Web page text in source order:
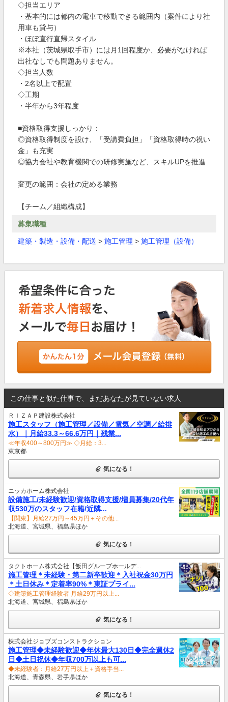
◇担当エリア
・基本的には都内の電車で移動できる範囲内（案件により社
用車も貸与）
・ほぼ直行直帰スタイル
※本社（茨城県取手市）には月1回程度か、必要がなければ
出社なしでも問題ありません。
◇担当人数
・2名以上で配置
◇工期
・半年から3年程度
■資格取得支援しっかり：
◎資格取得制度を設け、「受講費負担」「資格取得時の祝い
金」も充実
◎協力会社や教育機関での研修実施など、スキルUPを推進
変更の範囲：会社の定める業務
【チーム／組織構成】
募集職種
建築・製造・設備・配送 > 施工管理 > 施工管理（設備）
この仕事と似た仕事で、まだあなたが見ていない求人
ＲＩＺＡＰ建設株式会社
施工スタッフ（施工管理／設備／電気／空調／給排
水）｜月給33.3～66.6万円｜残業...
≪年収400～800万円≫ ◇月給：3...
東京都
気になる！
ニッカホーム株式会社
設備施工/未経験歓迎/資格取得支援/増員募集/20代年
収530万のスタッフ在籍/近隣...
【関東】月給27万円～45万円＋その他...
北海道、宮城県、福島県ほか
気になる！
タクトホーム株式会社【飯田グループホールデ...
施工管理＊未経験・第二新卒歓迎＊入社祝金30万円
＊土日休み＊定着率90%＊東証プライ...
◇建築施工管理経験者 月給29万円以上...
北海道、宮城県、福島県ほか
気になる！
株式会社ジョブズコンストラクション
施工管理◆未経験歓迎◆年休最大130日◆完全週休2
日◆土日祝休◆年収700万以上も可...
◆未経験者：月給27万円以上＋資格手当...
北海道、青森県、岩手県ほか
気になる！